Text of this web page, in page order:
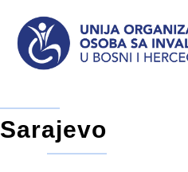
Sarajevo